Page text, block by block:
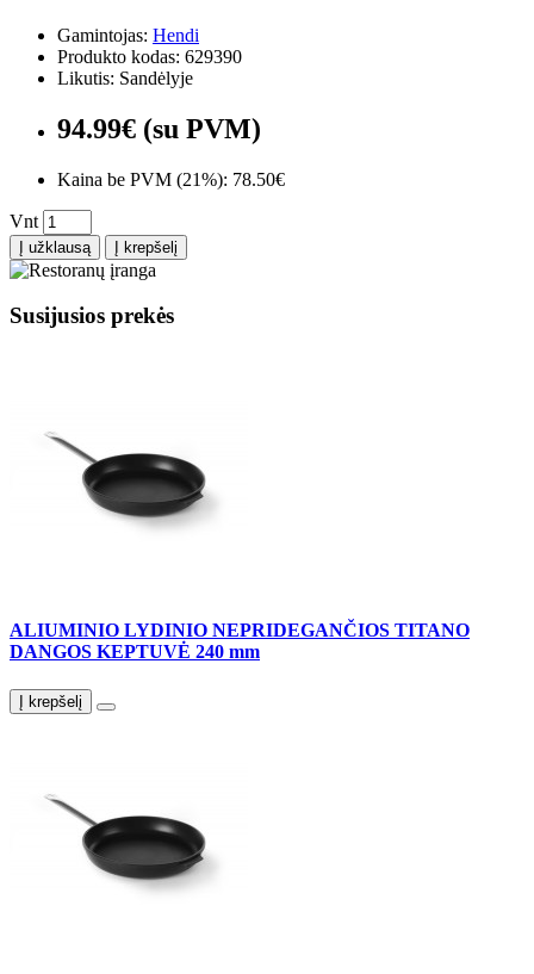
Gamintojas: Hendi
Produkto kodas: 629390
Likutis: Sandėlyje
94.99€ (su PVM)
Kaina be PVM (21%): 78.50€
Vnt
Į užklausą Į krepšelį
Susijusios prekės
ALIUMINIO LYDINIO NEPRIDEGANČIOS TITANO
DANGOS KEPTUVĖ 240 mm
Į krepšelį